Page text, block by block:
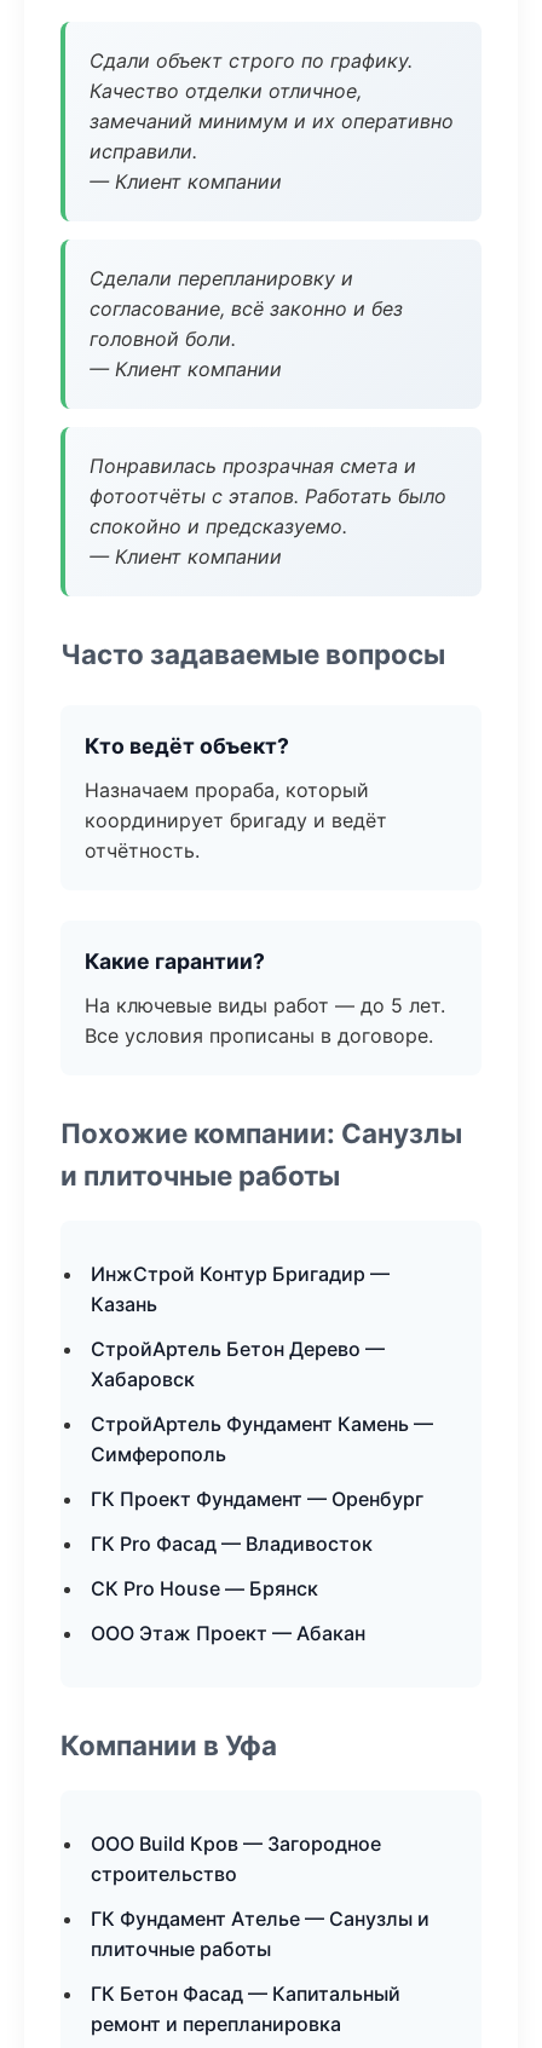
Сдали объект строго по графику.
Качество отделки отличное,
замечаний минимум и их оперативно
исправили.
— Клиент компании
Сделали перепланировку и
согласование, всё законно и без
головной боли.
— Клиент компании
Понравилась прозрачная смета и
фотоотчёты с этапов. Работать было
спокойно и предсказуемо.
— Клиент компании
Часто задаваемые вопросы
Кто ведёт объект?
Назначаем прораба, который
координирует бригаду и ведёт
отчётность.
Какие гарантии?
На ключевые виды работ — до 5 лет.
Все условия прописаны в договоре.
Похожие компании: Санузлы
и плиточные работы
ИнжСтрой Контур Бригадир —
Казань
СтройАртель Бетон Дерево —
Хабаровск
СтройАртель Фундамент Камень —
Симферополь
ГК Проект Фундамент — Оренбург
ГК Pro Фасад — Владивосток
СК Pro House — Брянск
ООО Этаж Проект — Абакан
Компании в Уфа
ООО Build Кров — Загородное
строительство
ГК Фундамент Ателье — Санузлы и
плиточные работы
ГК Бетон Фасад — Капитальный
ремонт и перепланировка